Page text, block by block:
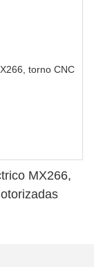
MX266,